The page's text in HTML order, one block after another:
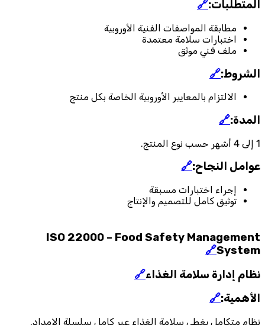
المتطلبات:🔗
مطابقة المواصفات الفنية الأوروبية
اختبارات سلامة معتمدة
ملف فني موثق
الشروط:🔗
الالتزام بالمعايير الأوروبية الخاصة بكل منتج
المدة:🔗
1 إلى 4 أشهر حسب نوع المنتج.
عوامل النجاح:🔗
إجراء اختبارات مسبقة
توثيق كامل للتصميم والإنتاج
ISO 22000 – Food Safety Management
System
🔗
نظام إدارة سلامة الغذاء🔗
الأهمية:🔗
نظام متكامل يغطي سلامة الغذاء عبر كامل سلسلة الإمداد.